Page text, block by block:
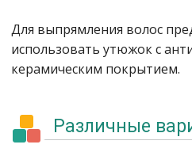
Для выпрямления волос
использовать утюжок с
керамическим покрытием.
Различные